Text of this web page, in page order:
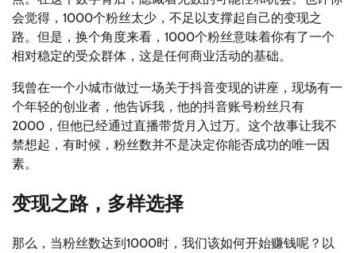
会觉得，1000个粉丝太少，不足以支撑起自己的变现之
路。但是，换个角度来看，1000个粉丝意味着你有了一个
相对稳定的受众群体，这是任何商业活动的基础。
我曾在一个小城市做过一场关于抖音变现的讲座，现场有一
个年轻的创业者，他告诉我，他的抖音账号粉丝只有
2000，但他已经通过直播带货月入过万。这个故事让我不
禁想起，有时候，粉丝数并不是决定你能否成功的唯一因
素。
变现之路，多样选择
那么，当粉丝数达到1000时，我们该如何开始赚钱呢？以